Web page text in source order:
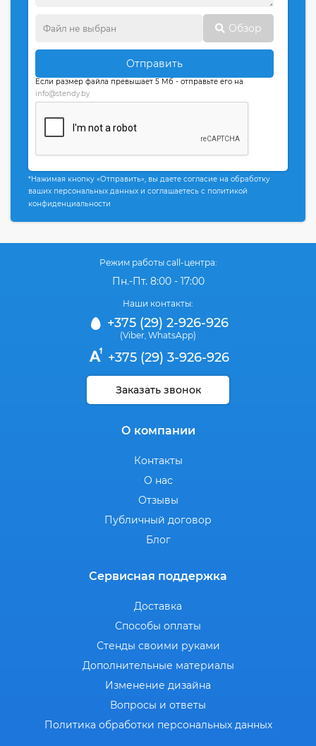
Обзор
Отправить
Если размер файла превышает 5 Мб - отправьте его на
info@stendy.by
*Нажимая кнопку «Отправить», вы даете согласие на обработку
ваших персональных данных и соглашаетесь с политикой
конфиденциальности
Режим работы call-центра:
Пн.-Пт. 8:00 - 17:00
Наши контакты:
+375 (29) 2-926-926
(Viber WhatsApp)
+375 (29) 3-926-926
Заказать звонок
О компании
Контакты
О нас
Отзывы
Публичный договор
Блог
Сервисная поддержка
Доставка
Способы оплаты
Стенды своими руками
Дополнительные материалы
Изменение дизайна
Вопросы и ответы
Политика обработки персональных данных